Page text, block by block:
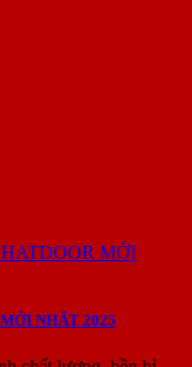
NHẤT 2025